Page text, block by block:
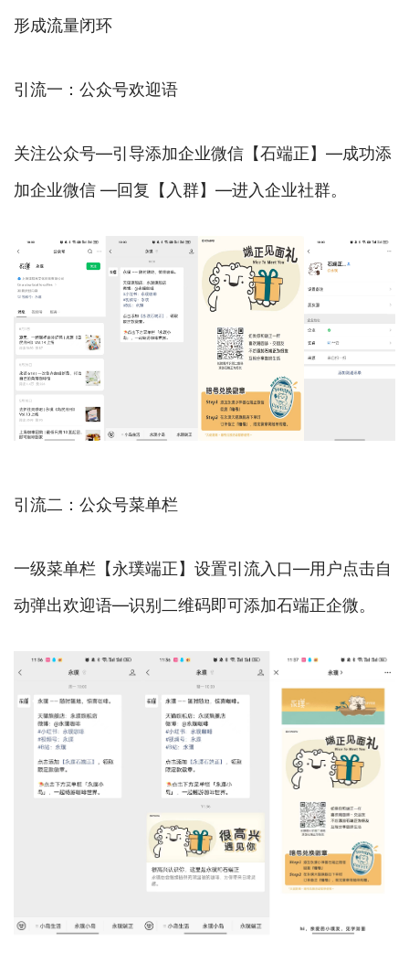
形成流量闭环
引流一：公众号欢迎语
关注公众号—引导添加企业微信【石端正】—成功添
加企业微信 —回复【入群】—进入企业社群。
引流二：公众号菜单栏
一级菜单栏【永璞端正】设置引流入口—用户点击自
动弹出欢迎语—识别二维码即可添加石端正企微。